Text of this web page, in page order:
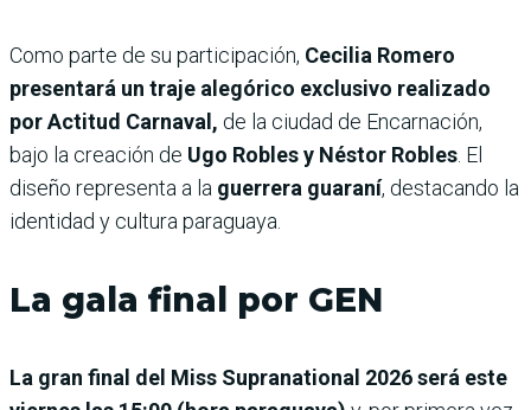
Como parte de su participación, Cecilia Romero
presentará un traje alegórico exclusivo realizado
por Actitud Carnaval, de la ciudad de Encarnación,
bajo la creación de Ugo Robles y Néstor Robles. El
diseño representa a la guerrera guaraní, destacando la
identidad y cultura paraguaya.
La gala final por GEN
La gran final del Miss Supranational 2026 será este